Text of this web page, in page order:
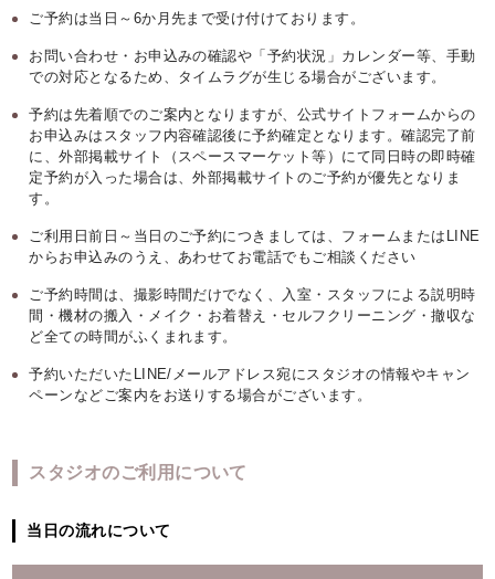
ご予約は当日～6か月先まで受け付けております。
お問い合わせ・お申込みの確認や「予約状況」カレンダー等、手動
での対応となるため、タイムラグが生じる場合がございます。
予約は先着順でのご案内となりますが、公式サイトフォームからの
お申込みはスタッフ内容確認後に予約確定となります。確認完了前
に、外部掲載サイト（スペースマーケット等）にて同日時の即時確
定予約が入った場合は、外部掲載サイトのご予約が優先となりま
す。
ご利用日前日～当日のご予約につきましては、フォームまたはLINE
からお申込みのうえ、あわせてお電話でもご相談ください
ご予約時間は、撮影時間だけでなく、入室・スタッフによる説明時
間・機材の搬入・メイク・お着替え・セルフクリーニング・撤収な
ど全ての時間がふくまれます。
予約いただいたLINE/メールアドレス宛にスタジオの情報やキャン
ペーンなどご案内をお送りする場合がございます。
スタジオのご利用について
当日の流れについて